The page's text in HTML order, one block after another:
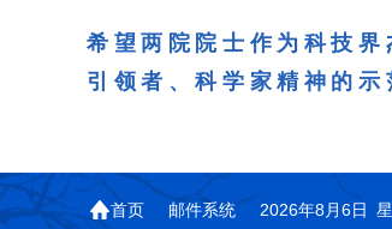
希望两院院士作为科技
引领者、科学家精神的
首页 邮件系统 2026年8月6日